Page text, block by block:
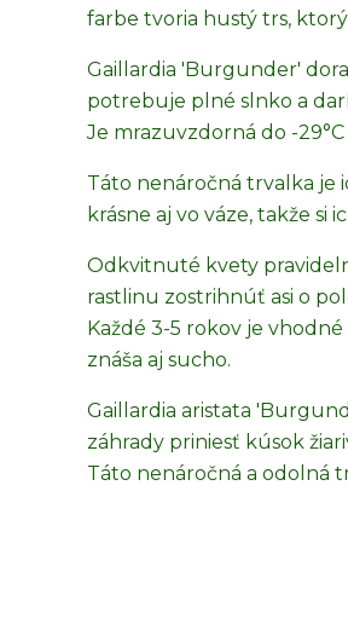
farbe tvoria hustý trs,
Gaillardia 'Burgunder'
potrebuje plné slnko a
Je mrazuvzdorná do -
Táto nenáročná trvalka je
krásne aj vo váze, takže si
Odkvitnuté kvety
rastlinu zostrihnúť asi o
Každé 3-5 rokov je
znáša aj sucho.
Gaillardia aristata
záhrady priniesť kúsok
Táto nenáročná a odolná